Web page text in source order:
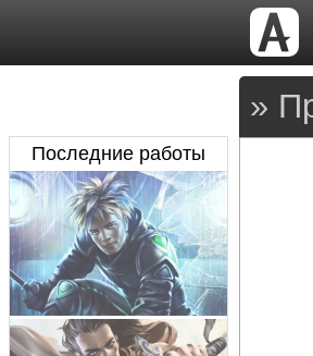
»
Последние работы